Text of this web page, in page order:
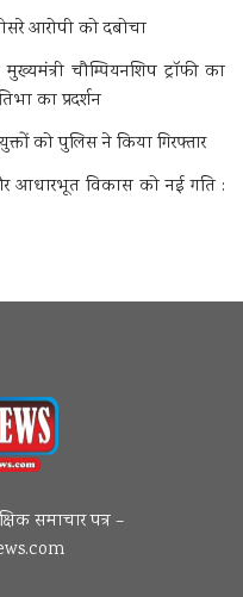
आरोपी को दबोचा
चौम्पियनशिप ट्रॉफी का
का प्रदर्शन
को पुलिस ने किया गिरफ्तार
आधारभूत विकास को नई गति :
समाचार पत्र –